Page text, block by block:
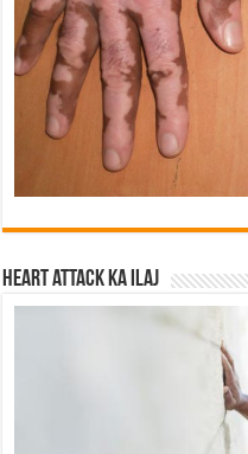
Heart attack ka ilaj